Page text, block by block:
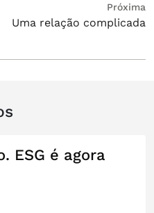
Próxima
Uma relação complicada
ESG é agora